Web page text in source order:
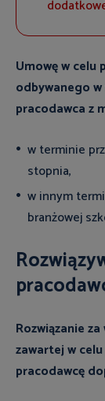
Umowę w celu
odbywanego
pracodawca z
w terminie
stopnia,
w innym
branżowej
Rozwiązanie
zawartej w
pracodawcę